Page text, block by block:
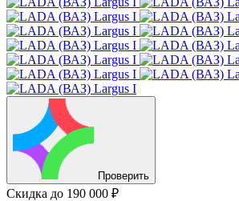
Проверить
Скидка до 190 000 ₽